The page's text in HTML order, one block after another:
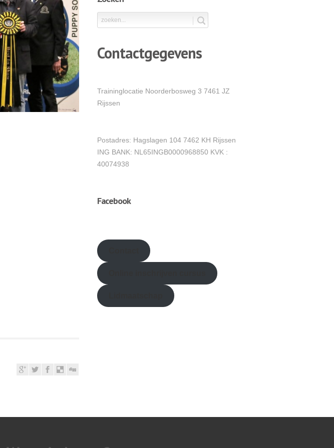
Contactgegevens
Traininglocatie Noorderbosweg 3 7461 JZ
Rijssen
Postadres: Hagslagen 104 7462 KH Rijssen
ING BANK: NL65INGB0000968850 KVK :
40074938
Facebook